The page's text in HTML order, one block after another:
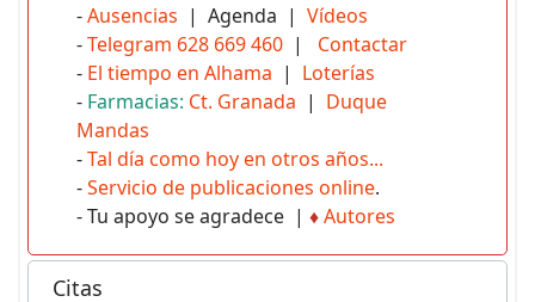
-Ausencias | Agenda | Vídeos
-Telegram 628 669 460 | Contactar
- El tiempo en Alhama | Loterías
- Farmacias: Ct. Granada | Duque
Mandas
-Tal día como hoy en otros años...
-Servicio de publicaciones online.
- Tu apoyo se agradece | ♦Autores
Citas